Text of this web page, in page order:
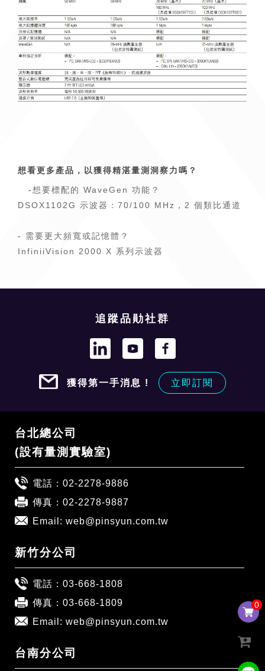
0
0
想看更多產品，以獲得精湛量測洞察力嗎？
-想要標配的 WaveGen 功能？
DSOX1102G 示波器：70/100 MHz，2 個類比通道
- 需要更大頻寬或記憶體？
InfiniiVision 2000 X 系列示波器
追蹤品勛社群
獲得第一手消息 ! 立即訂閱
台北總公司
(設有量測實驗室)
電話： 02-2278-9886
傳真：02-2278-9887
Email: web@pinsyun.com.tw
新竹分公司
電話： 03-668-1808
傳真：03-668-1809
Email: web@pinsyun.com.tw
台南分公司